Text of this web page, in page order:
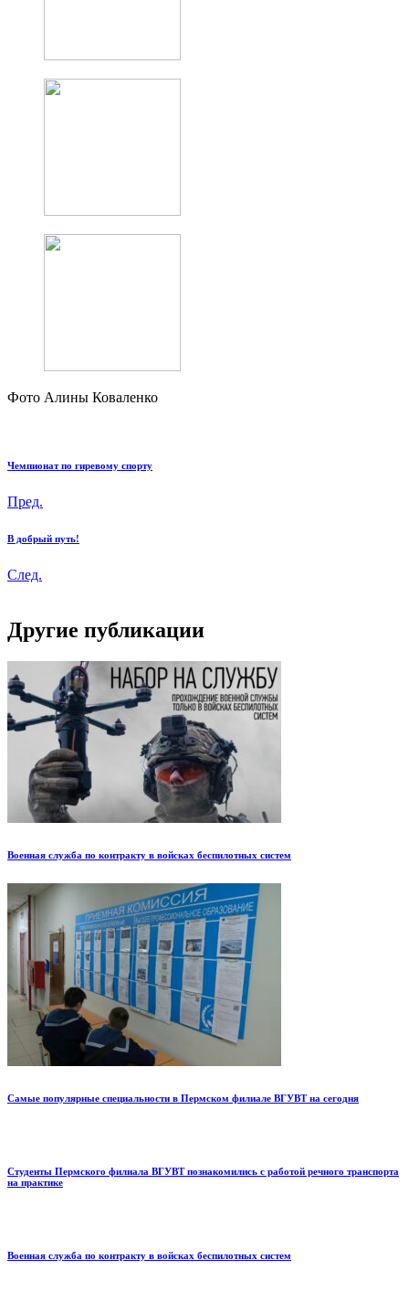
Фото Алины Коваленко
Чемпионат по гиревому спорту
Пред.
В добрый путь!
След.
Другие публикации
Военная служба по контракту в войсках беспилотных систем
Самые популярные специальности в Пермском филиале ВГУВТ на сегодня
Студенты Пермского филиала ВГУВТ познакомились с работой речного транспорта
на практике
Военная служба по контракту в войсках беспилотных систем